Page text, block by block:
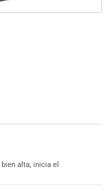
bien alta, inicia el